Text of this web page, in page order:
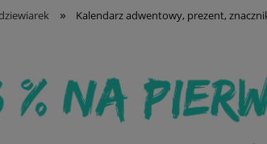
» Kalendarz adwentowy, prezent,